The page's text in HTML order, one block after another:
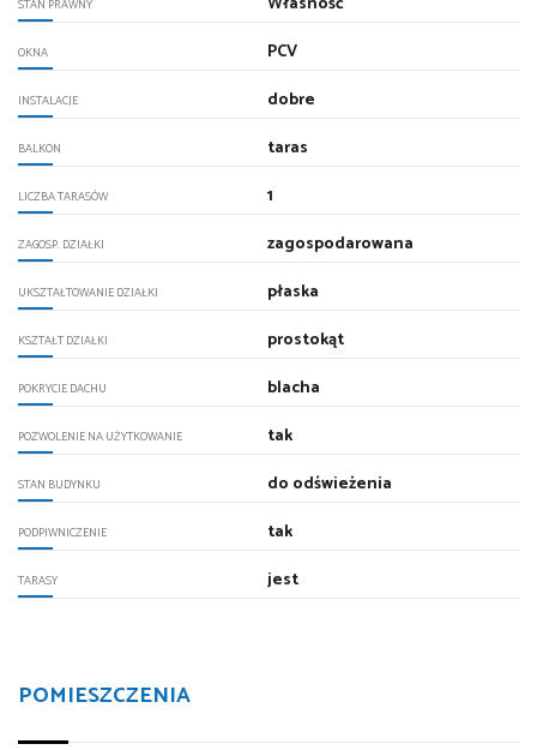
STAN PRAWNY
OKNA PCV
INSTALACJE dobre
BALKON taras
LICZBA TARASÓW 1
ZAGOSP. DZIAŁKI zagospodarowana
UKSZTAŁTOWANIE DZIAŁKI płaska
KSZTAŁT DZIAŁKI prostokąt
POKRYCIE DACHU blacha
POZWOLENIE NA UŻYTKOWANIE tak
STAN BUDYNKU do odświeżenia
PODPIWNICZENIE tak
TARASY jest
POMIESZCZENIA